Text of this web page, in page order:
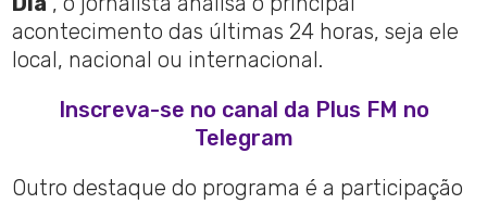
acontecimento das últimas 24 horas, seja ele
local, nacional ou internacional.
Inscreva-se no canal da Plus FM no
Telegram
Outro destaque do programa é a participação